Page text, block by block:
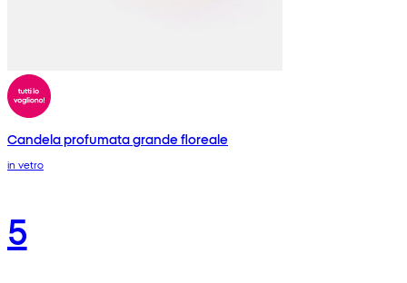
Candela profumata grande floreale
in vetro
5